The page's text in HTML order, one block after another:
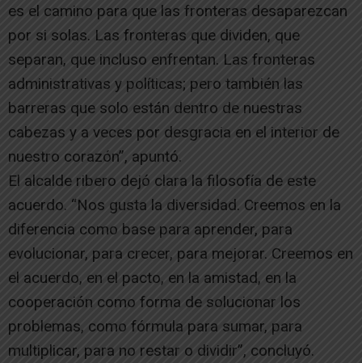
es el camino para que las fronteras desaparezcan
por si solas. Las fronteras que dividen, que
separan, que incluso enfrentan. Las fronteras
administrativas y políticas; pero también las
barreras que solo están dentro de nuestras
cabezas y a veces por desgracia en el interior de
nuestro corazón”, apuntó.
El alcalde ribero dejó clara la filosofía de este
acuerdo. “Nos gusta la diversidad. Creemos en la
diferencia como base para aprender, para
evolucionar, para crecer, para mejorar. Creemos en
el acuerdo, en el pacto, en la amistad, en la
cooperación como forma de solucionar los
problemas, como fórmula para sumar, para
multiplicar, para no restar o dividir”, concluyó.